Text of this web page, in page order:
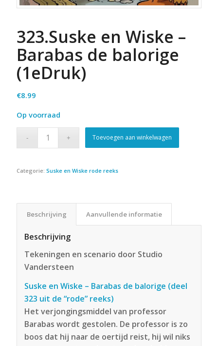
323.Suske en Wiske –
Barabas de balorige
(1eDruk)
€8.99
Op voorraad
Toevoegen aan winkelwagen
Categorie: Suske en Wiske rode reeks
Beschrijving Aanvullende informatie
Beschrijving
Tekeningen en scenario door Studio
Vandersteen
Suske en Wiske – Barabas de balorige (deel
323 uit de “rode” reeks)
Het verjongingsmiddel van professor
Barabas wordt gestolen. De professor is zo
boos dat hij naar de oertijd reist, hij wil niks